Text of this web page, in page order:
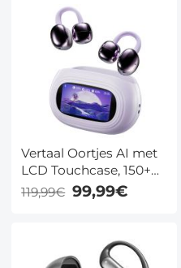
Vertaal Oortjes AI met
LCD Touchcase, 150+
Talen, 16 Offline Talen
en Clip-On Design
119,99€ 99,99€